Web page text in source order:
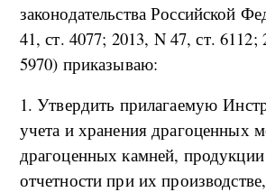
законодательства Российской
41, ст. 4077; 2013, N 47, ст. 6112;
5970) приказываю:
1. Утвердить прилагаемую
учета и хранения драгоценных
драгоценных камней,
отчетности при их